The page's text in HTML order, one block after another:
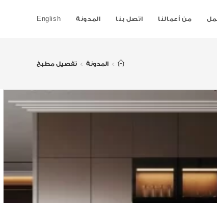
من أعمالنا اتصل بنا المدونة English
> المدونة > تفصيل مطبخ